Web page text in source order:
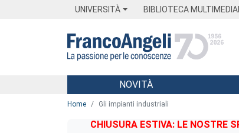
UNIVERSITÀ BIBLIOTECA
Menu
NOVITÀ
Home Gli impianti industriali
CHIUSURA ESTIVA: LE NOSTRE